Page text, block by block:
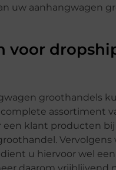
uw aanhangwagen
voor
groothandels
assortiment
een klant producten
u hiervoor wel